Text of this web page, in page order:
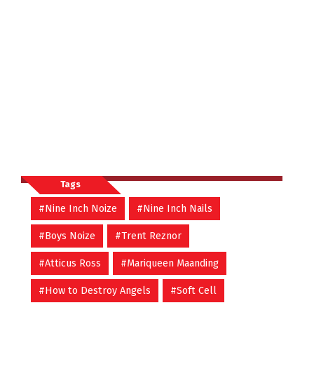
Tags
#Nine Inch Noize #Nine Inch Nails
#Boys Noize #Trent Reznor
#Atticus Ross #Mariqueen Maanding
#How to Destroy Angels #Soft Cell